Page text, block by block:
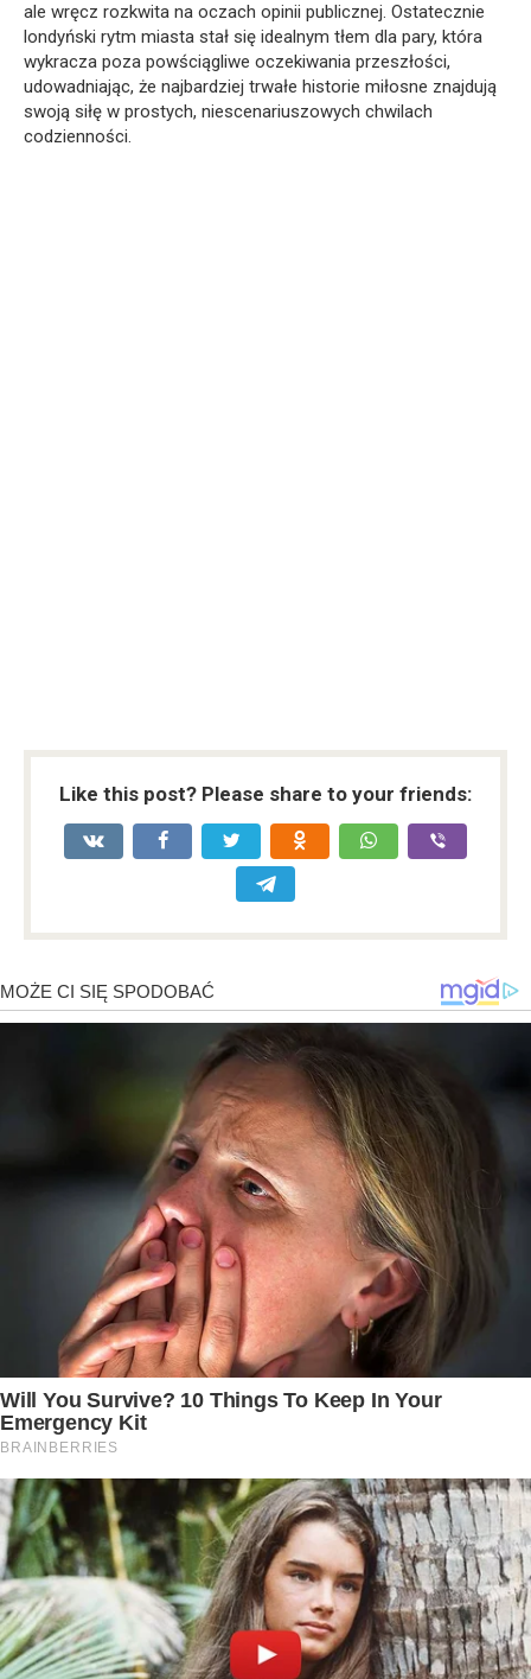
ale wręcz rozkwita na oczach opinii publicznej. Ostatecznie
londyński rytm miasta stał się idealnym tłem dla pary, która
wykracza poza powściągliwe oczekiwania przeszłości,
udowadniając, że najbardziej trwałe historie miłosne znajdują
swoją siłę w prostych, niescenariuszowych chwilach
codzienności.
Like this post? Please share to your friends: